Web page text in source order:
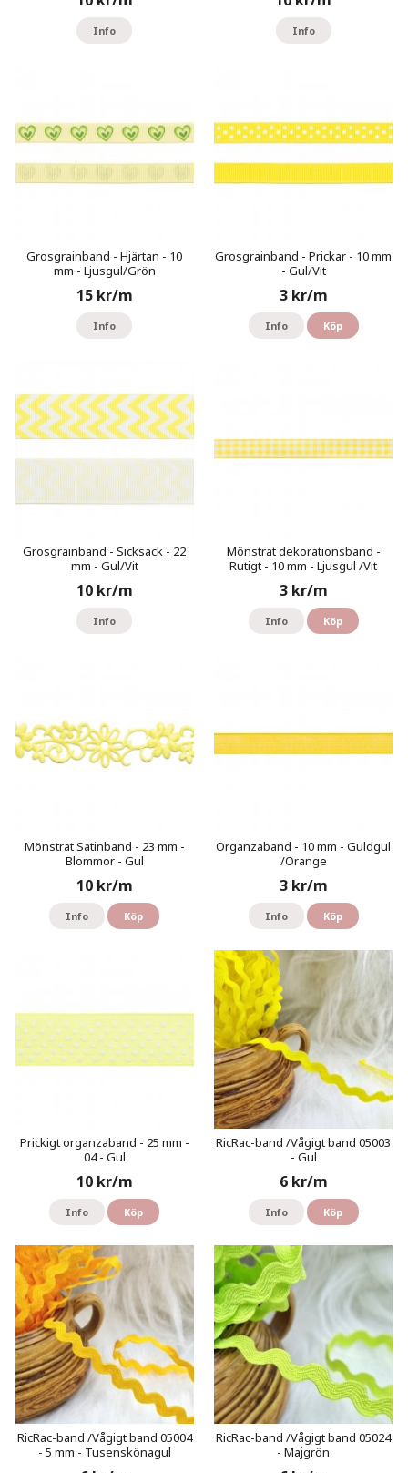
Info Info
Grosgrainband - Hjärtan - 10
mm - Ljusgul/Grön
15 kr/m
Info
Grosgrainband - Prickar - 10 mm
- Gul/Vit
3 kr/m
Info Köp
Grosgrainband - Sicksack - 22
mm - Gul/Vit
10 kr/m
Info
Mönstrat dekorationsband -
Rutigt - 10 mm - Ljusgul /Vit
3 kr/m
Info Köp
Mönstrat Satinband - 23 mm -
Blommor - Gul
10 kr/m
Info Köp
Organzaband - 10 mm - Guldgul
/Orange
3 kr/m
Info Köp
Prickigt organzaband - 25 mm -
04 - Gul
10 kr/m
Info Köp
RicRac-band /Vågigt band 05003
- Gul
6 kr/m
Info Köp
RicRac-band /Vågigt band 05004
- 5 mm - Tusenskönagul
RicRac-band /Vågigt band 05024
- Majgrön